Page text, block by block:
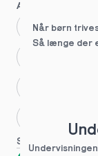
Anbefalet til dig
Fagligt boost
Se flere
Når børn
Så længe der